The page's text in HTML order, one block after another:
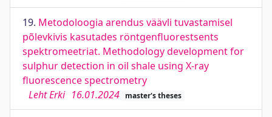
19. Metodoloogia arendus väävli tuvastamisel
põlevkivis kasutades röntgenfluorestsents
spektromeetriat. Methodology development for
sulphur detection in oil shale using X-ray
fluorescence spectrometry
Leht Erki 16.01.2024 master's theses